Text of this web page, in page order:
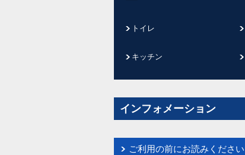
トイレ
キッチン
インフォメーション
ご利用の前にお読みください